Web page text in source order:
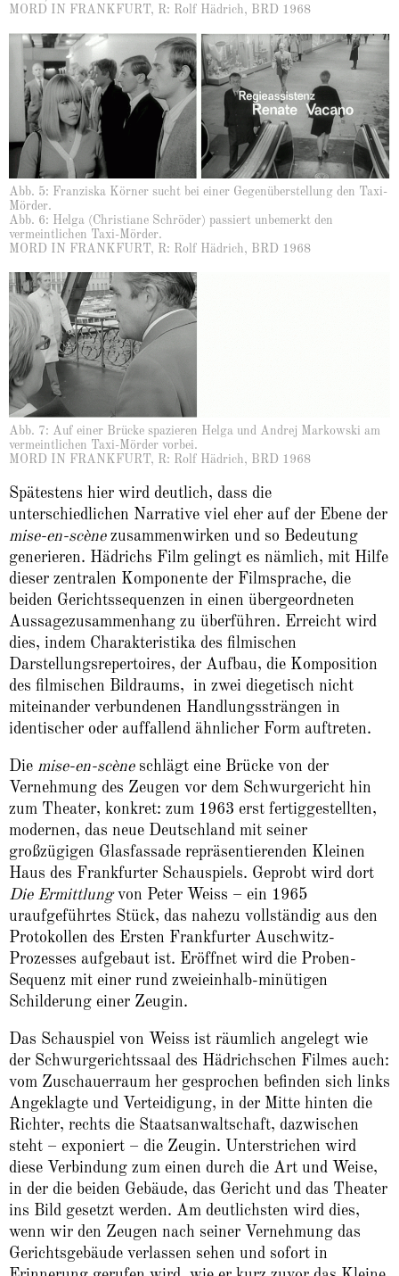
MORD IN FRANKFURT, R: Rolf Hädrich, BRD 1968
Abb. 5: Franziska Körner sucht bei einer Gegenüberstellung den Taxi-
Mörder.
Abb. 6: Helga (Christiane Schröder) passiert unbemerkt den
vermeintlichen Taxi-Mörder.
MORD IN FRANKFURT, R: Rolf Hädrich, BRD 1968
Abb. 7: Auf einer Brücke spazieren Helga und Andrej Markowski am
vermeintlichen Taxi-Mörder vorbei.
MORD IN FRANKFURT, R: Rolf Hädrich, BRD 1968
Spätestens hier wird deutlich, dass die
unterschiedlichen Narrative viel eher auf der Ebene der
mise-en-scène zusammenwirken und so Bedeutung
generieren. Hädrichs Film gelingt es nämlich, mit Hilfe
dieser zentralen Komponente der Filmsprache, die
beiden Gerichtssequenzen in einen übergeordneten
Aussagezusammenhang zu überführen. Erreicht wird
dies, indem Charakteristika des filmischen
Darstellungsrepertoires, der Aufbau, die Komposition
des filmischen Bildraums, in zwei diegetisch nicht
miteinander verbundenen Handlungssträngen in
identischer oder auffallend ähnlicher Form auftreten.
Die mise-en-scèneschlägt eine Brücke von der
Vernehmung des Zeugen vor dem Schwurgericht hin
zum Theater, konkret: zum 1963 erst fertiggestellten,
modernen, das neue Deutschland mit seiner
großzügigen Glasfassade repräsentierenden Kleinen
Haus des Frankfurter Schauspiels. Geprobt wird dort
Die Ermittlungvon Peter Weiss – ein 1965
uraufgeführtes Stück, das nahezu vollständig aus den
Protokollen des Ersten Frankfurter Auschwitz-
Prozesses aufgebaut ist. Eröffnet wird die Proben-
Sequenz mit einer rund zweieinhalb-minütigen
Schilderung einer Zeugin.
Das Schauspiel von Weiss ist räumlich angelegt wie
der Schwurgerichtssaal des Hädrichschen Filmes auch:
vom Zuschauerraum her gesprochen befinden sich links
Angeklagte und Verteidigung, in der Mitte hinten die
Richter, rechts die Staatsanwaltschaft, dazwischen
steht – exponiert – die Zeugin. Unterstrichen wird
diese Verbindung zum einen durch die Art und Weise,
in der die beiden Gebäude, das Gericht und das Theater
ins Bild gesetzt werden. Am deutlichsten wird dies,
wenn wir den Zeugen nach seiner Vernehmung das
Gerichtsgebäude verlassen sehen und sofort in